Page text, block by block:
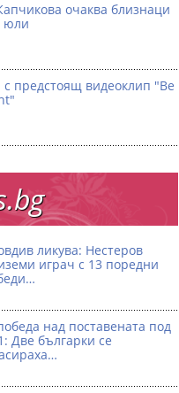
очаква близнаци
юли
с предстоящ видеоклип "Be
ликува: Нестеров
играч с 13 поредни
над поставената под
Две българки се